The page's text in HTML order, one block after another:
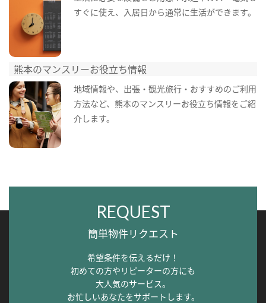
すぐに使え、入居日から通常に生活ができます。
熊本のマンスリーお役立ち情報
地域情報や、出張・観光旅行・おすすめのご利用
方法など、熊本のマンスリーお役立ち情報をご紹
介します。
REQUEST
簡単物件リクエスト
希望条件を伝えるだけ！
初めての方やリピーターの方にも
大人気のサービス。
お忙しいあなたをサポートします。